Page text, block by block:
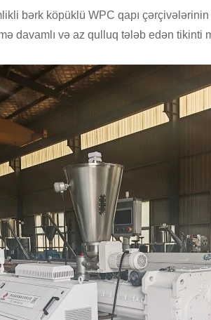
bərk köpüklü WPC qapı
davamlı və az qulluq tələb edən tikinti